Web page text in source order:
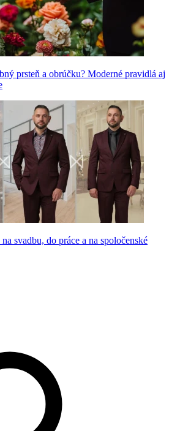
prsteň a obrúčku? Moderné pravidlá aj
svadbu, do práce a na spoločenské